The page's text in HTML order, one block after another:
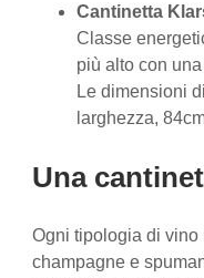
Cantinetta
Classe
più alto con
Le dimensioni
larghezza,
Una
Ogni tipologia di vino
champagne e